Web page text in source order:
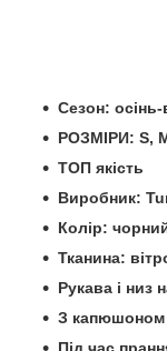
Сезон: осінь-
РОЗМІРИ: S,
ТОП якість
Виробник:
Колір:
Тканина:
Рукава і низ
З капюшоном
Під час